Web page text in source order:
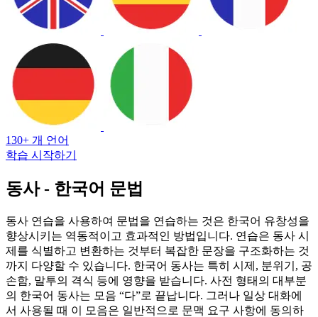
130+ 개 언어
학습 시작하기
동사 - 한국어 문법
동사 연습을 사용하여 문법을 연습하는 것은 한국어 유창성을
향상시키는 역동적이고 효과적인 방법입니다. 연습은 동사 시
제를 식별하고 변환하는 것부터 복잡한 문장을 구조화하는 것
까지 다양할 수 있습니다. 한국어 동사는 특히 시제, 분위기, 공
손함, 말투의 격식 등에 영향을 받습니다. 사전 형태의 대부분
의 한국어 동사는 모음 “다”로 끝납니다. 그러나 일상 대화에
서 사용될 때 이 모음은 일반적으로 문맥 요구 사항에 동의하